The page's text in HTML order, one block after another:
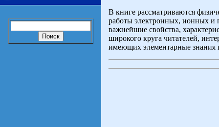
В книге рассматриваются
работы электронных, ионных и
важнейшие свойства,
широкого круга читателей,
имеющих элементарные знания